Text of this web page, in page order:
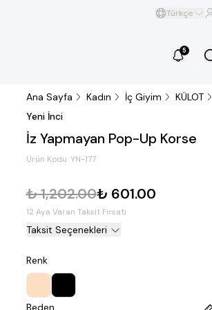
Türkçe
5
Ana Sayfa Kadın İç Giyim KÜLOT
Yeni İnci
İz Yapmayan Pop-Up Korse
Ürün Kodu: YN-177
₺ 1,202.00₺ 601.00
12 Aya Varan Taksit Fırsatı
Taksit Seçenekleri
Renk
Beden